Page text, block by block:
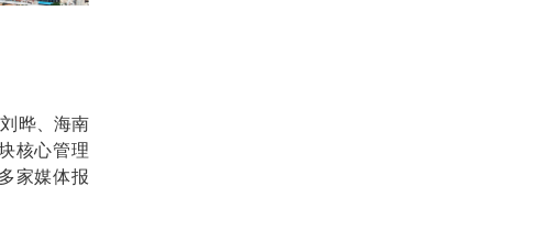
晔、海南
核心管理
家媒体报